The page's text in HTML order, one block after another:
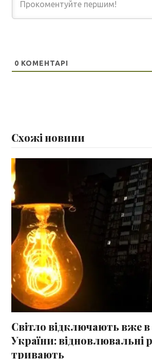
0 КОМЕНТАРІ
Схожі новини
Світло відключають вже в
України: відновлювальні
тривають